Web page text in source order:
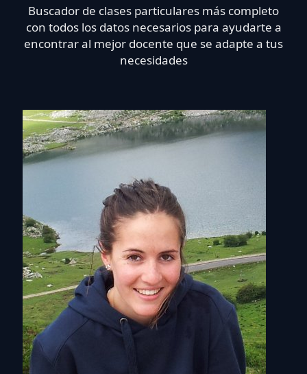
Buscador de clases particulares más completo
con todos los datos necesarios para ayudarte a
encontrar al mejor docente que se adapte a tus
necesidades